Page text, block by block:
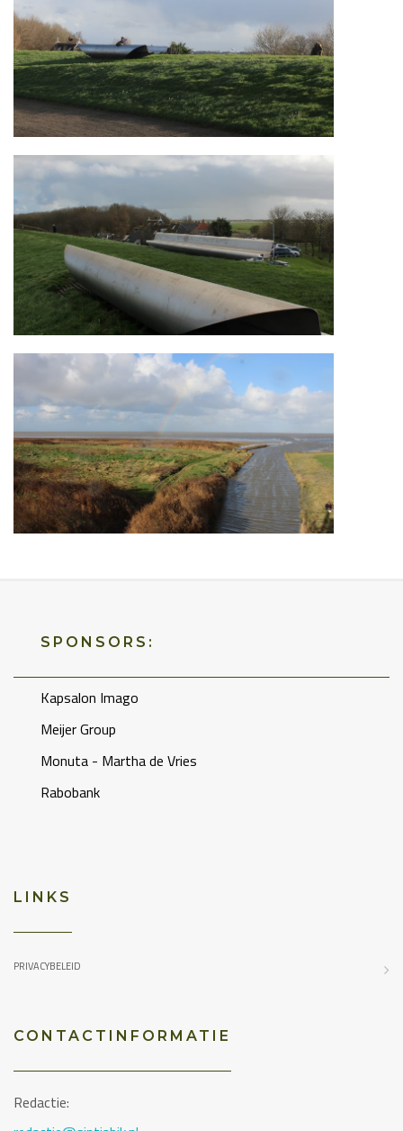
SPONSORS:
Kapsalon Imago
Meijer Group
Monuta - Martha de Vries
Rabobank
LINKS
PRIVACYBELEID
CONTACTINFORMATIE
Redactie: